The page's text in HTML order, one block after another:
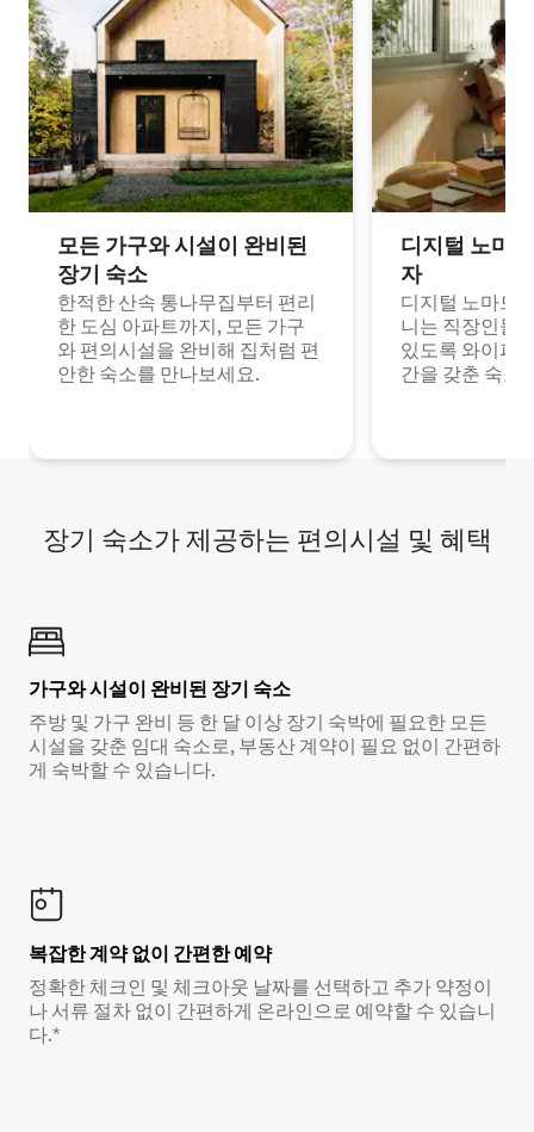
모든 가구와 시설이 완비된
장기 숙소
한적한 산속 통나무집부터 편리
한 도심 아파트까지, 모든 가구
와 편의시설을 완비해 집처럼 편
안한 숙소를 만나보세요.
디지털 노마
자
디지털 노마드
니는 직장인들
있도록 와이파
간을 갖춘 숙소
장기 숙소가 제공하는 편의시설 및 혜택
가구와 시설이 완비된 장기 숙소
주방 및 가구 완비 등 한 달 이상 장기 숙박에 필요한 모든
시설을 갖춘 임대 숙소로, 부동산 계약이 필요 없이 간편하
게 숙박할 수 있습니다.
복잡한 계약 없이 간편한 예약
정확한 체크인 및 체크아웃 날짜를 선택하고 추가 약정이
나 서류 절차 없이 간편하게 온라인으로 예약할 수 있습니
다.*